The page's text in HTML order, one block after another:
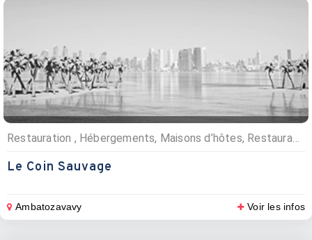
Restauration , Hébergements, Maisons d’hôtes, Restaurants
Le Coin Sauvage
Ambatozavavy Voir les infos